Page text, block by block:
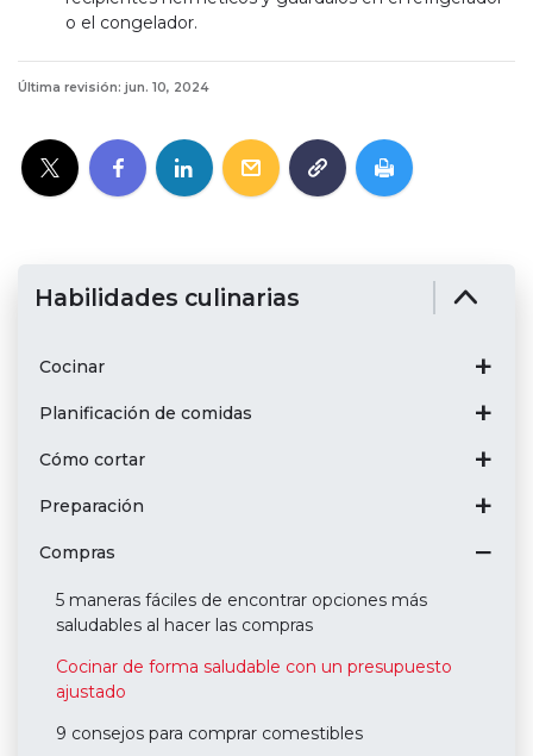
o el congelador.
Última revisión: jun. 10, 2024
Habilidades culinarias
Cocinar
Planificación de comidas
Cómo cortar
Preparación
Compras
5 maneras fáciles de encontrar opciones más
saludables al hacer las compras
Cocinar de forma saludable con un presupuesto
ajustado
9 consejos para comprar comestibles